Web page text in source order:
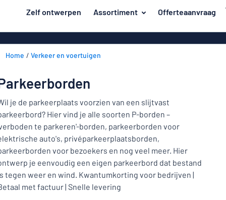
hoofdinhoudZelf ontwerpen Assortiment Offerteaanvraag
Deur en brievenbus
Huis en thuis
Verkeer en voertuigen
Naambadges
Stickers
Dierenborden
Kinderborden
Houten
Bordjes van
Materiaal
Deur
en
brievenbus
Huis
en
thuis
Verkeer
en
naar
uw bord hier
Home Verkeer en voertuigen
je de parkeerplaats voorzien van een slijtvast
Hier vind je alle soorten P-borden –
te parkeren'-borden, parkeerborden voor
auto's, privéparkeerplaatsborden,
voor bezoekers en nog veel meer. Hier
je eenvoudig een eigen parkeerbord dat bestand
tegen weer en wind. Kwantumkorting voor bedrijven |
met factuur | Snelle levering